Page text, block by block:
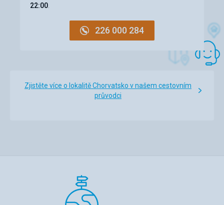
pláž čistá, rozmanitá.Více možností, písek, oblázky,
Měli jsme pobyt bez stravy - mnoho možností restsurací -
22:00
226 000 284
Zjistěte více o lokalitě Chorvatsko v našem cestovním
průvodci